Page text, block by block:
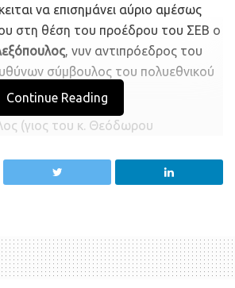
να επισημάνει αύριο αμέσως
στη θέση του προέδρου του ΣΕΒ ο
, νυν αντιπρόεδρος του
σύμβουλος του πολυεθνικού
(γιος του κ. Θεόδωρου
1988) αναμένεται επίσης να
ευκαιρία που ανοίγεται για τη
αναγκαίες και διαρκείς
οφείλουμε κυρίως απέναντι στους
Continue Reading